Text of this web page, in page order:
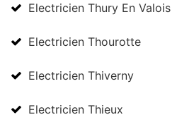
Electricien Thury En Valois
Electricien Thourotte
Electricien Thiverny
Electricien Thieux